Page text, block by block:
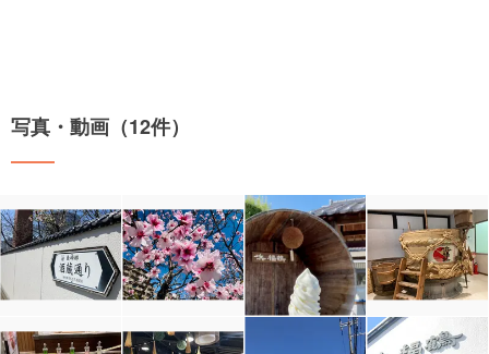
写真・動画（12件）